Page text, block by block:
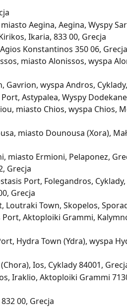
Aegina, Aegina, Wyspy
Ikaria, 833 00, Grecja
Konstantinos 350 06, Grecja
miasto Alonissos, wyspa
wyspa Andros,
Astypalea, Wyspy
miasto Chios, wyspa Chios,
miasto Dounousa (Xora),
miasto Ermioni, Pelaponez,
Grecja
Port, Folegandros,
Grecja
Loutraki Town, Skopelos,
Aktoploiki Grammi,
Hydra Town (Ydra), wyspa
Ios, Cyklady 84001,
Iraklio, Aktoploiki Grammi
00, Grecja